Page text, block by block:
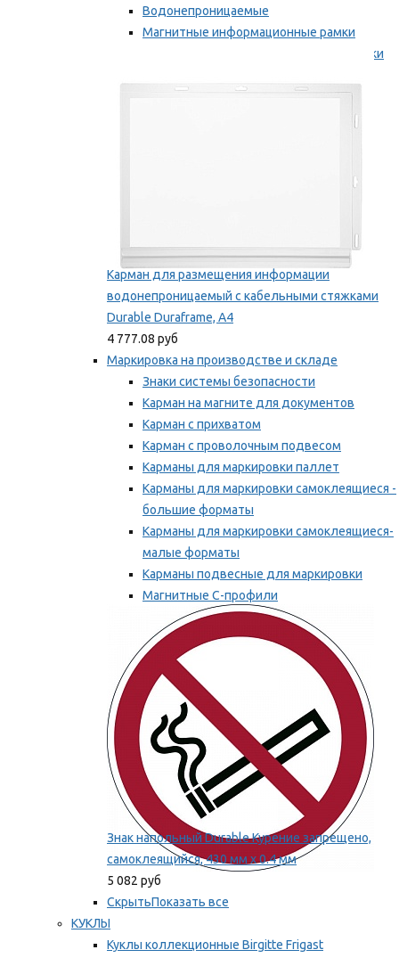
Водонепроницаемые
Магнитные информационные рамки
Самоклеящиеся информационные рамки
Карман для размещения информации
водонепроницаемый с кабельными стяжками
Durable Duraframe, А4
4 777.08 руб
Маркировка на производстве и складе
Знаки системы безопасности
Карман на магните для документов
Карман с прихватом
Карман с проволочным подвесом
Карманы для маркировки паллет
Карманы для маркировки самоклеящиеся -
большие форматы
Карманы для маркировки самоклеящиеся-
малые форматы
Карманы подвесные для маркировки
Магнитные С-профили
Напольная маркировка
Мы рекомендуем
Знак напольный Durable Курение запрещено,
самоклеящийся, 430 мм х 0.4 мм
5 082 руб
СкрытьПоказать все
КУКЛЫ
Куклы коллекционные Birgitte Frigast